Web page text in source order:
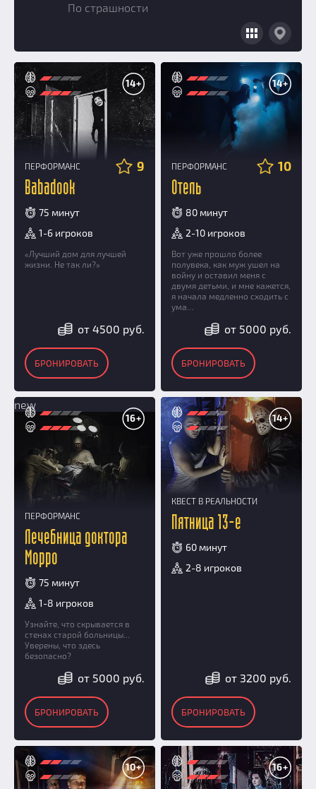
Добавить квест
По страшности
14+
ПЕРФОРМАНС 9
Babadook
75 минут
1-6 игроков
«Лучший дом для лучшей
жизни. Не так ли?»
от 4500 руб.
БРОНИРОВАТЬ
14+
ПЕРФОРМАНС 10
Отель
80 минут
2-10 игроков
Вот уже прошло более
полувека, как муж ушел на
войну и оставил меня с
двумя детьми, и мне кажется,
я начала медленно сходить с
ума…
от 5000 руб.
БРОНИРОВАТЬ
16+
new
ПЕРФОРМАНС
Лечебница доктора
Морро
75 минут
1-8 игроков
Узнайте, что скрывается в
стенах старой больницы...
Уверены, что здесь
безопасно?
от 5000 руб.
БРОНИРОВАТЬ
14+
КВЕСТ В РЕАЛЬНОСТИ
Пятница 13-е
60 минут
2-8 игроков
от 3200 руб.
БРОНИРОВАТЬ
10+ 16+